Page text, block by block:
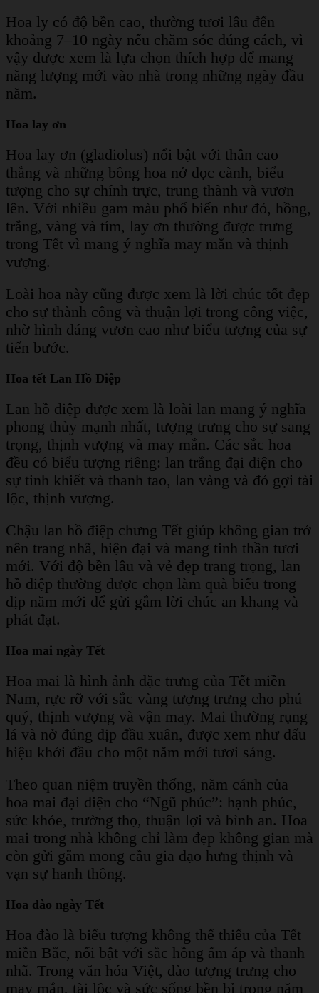
Hoa ly có độ bền cao, thường tươi lâu đến
khoảng 7–10 ngày nếu chăm sóc đúng cách, vì
vậy được xem là lựa chọn thích hợp để mang
năng lượng mới vào nhà trong những ngày đầu
năm.
Hoa lay ơn
Hoa lay ơn (gladiolus) nổi bật với thân cao
thẳng và những bông hoa nở dọc cành, biểu
tượng cho sự chính trực, trung thành và vươn
lên. Với nhiều gam màu phổ biến như đỏ, hồng,
trắng, vàng và tím, lay ơn thường được trưng
trong Tết vì mang ý nghĩa may mắn và thịnh
vượng.
Loài hoa này cũng được xem là lời chúc tốt đẹp
cho sự thành công và thuận lợi trong công việc,
nhờ hình dáng vươn cao như biểu tượng của sự
tiến bước.
Hoa tết Lan Hồ Điệp
Lan hồ điệp được xem là loài lan mang ý nghĩa
phong thủy mạnh nhất, tượng trưng cho sự sang
trọng, thịnh vượng và may mắn. Các sắc hoa
đều có biểu tượng riêng: lan trắng đại diện cho
sự tinh khiết và thanh tao, lan vàng và đỏ gợi tài
lộc, thịnh vượng.
Chậu lan hồ điệp chưng Tết giúp không gian trở
nên trang nhã, hiện đại và mang tinh thần tươi
mới. Với độ bền lâu và vẻ đẹp trang trọng, lan
hồ điệp thường được chọn làm quà biếu trong
dịp năm mới để gửi gắm lời chúc an khang và
phát đạt.
Hoa mai ngày Tết
Hoa mai là hình ảnh đặc trưng của Tết miền
Nam, rực rỡ với sắc vàng tượng trưng cho phú
quý, thịnh vượng và vận may. Mai thường rụng
lá và nở đúng dịp đầu xuân, được xem như dấu
hiệu khởi đầu cho một năm mới tươi sáng.
Theo quan niệm truyền thống, năm cánh của
hoa mai đại diện cho “Ngũ phúc”: hạnh phúc,
sức khỏe, trường thọ, thuận lợi và bình an. Hoa
mai trong nhà không chỉ làm đẹp không gian mà
còn gửi gắm mong cầu gia đạo hưng thịnh và
vạn sự hanh thông.
Hoa đào ngày Tết
Hoa đào là biểu tượng không thể thiếu của Tết
miền Bắc, nổi bật với sắc hồng ấm áp và thanh
nhã. Trong văn hóa Việt, đào tượng trưng cho
may mắn, tài lộc và sức sống bền bỉ trong năm